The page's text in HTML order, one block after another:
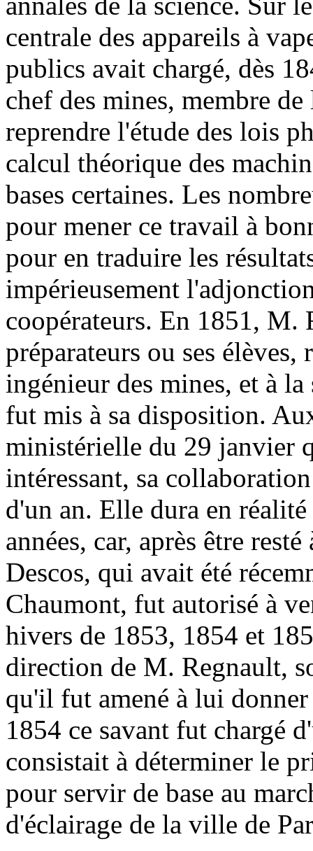
centrale des appareils à
publics avait chargé, dès
chef des mines, membre
reprendre l'étude des lois
calcul théorique des
bases certaines. Les
pour mener ce travail à
pour en traduire les
impérieusement
coopérateurs. En 1851, M.
préparateurs ou ses
ingénieur des mines, et à
fut mis à sa disposition.
ministérielle du 29 janvier
intéressant, sa
d'un an. Elle dura en
années, car, après être
Descos, qui avait été
Chaumont, fut autorisé à
hivers de 1853, 1854 et
direction de M. Regnault,
qu'il fut amené à lui
1854 ce savant fut chargé
consistait à déterminer le
pour servir de base au
d'éclairage de la ville de